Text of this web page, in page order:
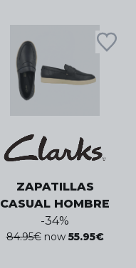
ZAPATILLAS
CASUAL HOMBRE
-34%
84.95€ now 55.95€